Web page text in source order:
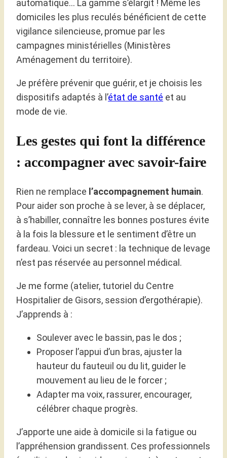
automatique… La gamme s’élargit ! Même les
domiciles les plus reculés bénéficient de cette
vigilance silencieuse, promue par les
campagnes ministérielles (Ministères
Aménagement du territoire).
Je préfère prévenir que guérir, et je choisis les
dispositifs adaptés à l’état de santé et au
mode de vie.
Les gestes qui font la différence
: accompagner avec savoir-faire
Rien ne remplace l’accompagnement humain.
Pour aider son proche à se lever, à se déplacer,
à s’habiller, connaître les bonnes postures évite
à la fois la blessure et le sentiment d’être un
fardeau. Voici un secret : la technique de levage
n’est pas réservée au personnel médical.
Je me forme (atelier, tutoriel du Centre
Hospitalier de Gisors, session d’ergothérapie).
J’apprends à :
Soulever avec le bassin, pas le dos ;
Proposer l’appui d’un bras, ajuster la
hauteur du fauteuil ou du lit, guider le
mouvement au lieu de le forcer ;
Adapter ma voix, rassurer, encourager,
célébrer chaque progrès.
J’apporte une aide à domicile si la fatigue ou
l’appréhension grandissent. Ces professionnels